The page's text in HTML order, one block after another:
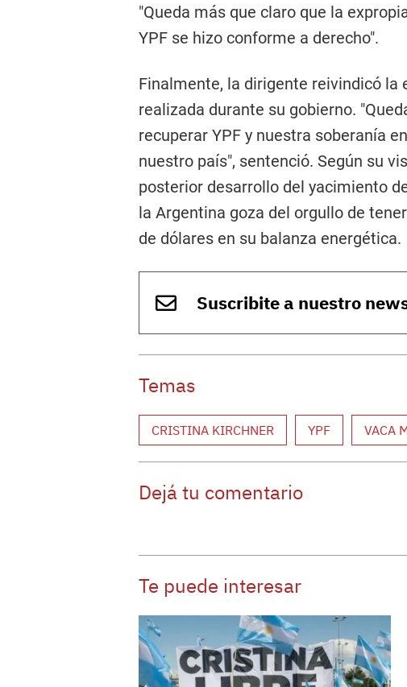
"Queda más que claro que la
YPF se hizo conforme a derecho".
Finalmente, la dirigente reivindicó la
realizada durante su gobierno.
recuperar YPF y nuestra soberanía
nuestro país", sentenció. Según su
posterior desarrollo del yacimiento
la Argentina goza del orgullo de
de dólares en su balanza energética.
Suscribite a nuestro
Temas
CRISTINA KIRCHNER YPF VACA
Dejá tu comentario
Te puede interesar